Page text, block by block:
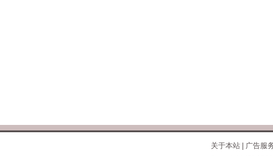
关于本站|
广告服